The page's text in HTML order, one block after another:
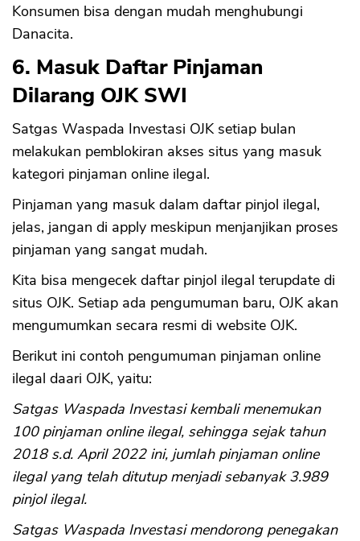
Konsumen bisa dengan mudah menghubungi
Danacita.
6. Masuk Daftar Pinjaman
Dilarang OJK SWI
Satgas Waspada Investasi OJK setiap bulan
melakukan pemblokiran akses situs yang masuk
kategori pinjaman online ilegal.
Pinjaman yang masuk dalam daftar pinjol ilegal,
jelas, jangan di apply meskipun menjanjikan proses
pinjaman yang sangat mudah.
Kita bisa mengecek daftar pinjol ilegal terupdate di
situs OJK. Setiap ada pengumuman baru, OJK akan
mengumumkan secara resmi di website OJK.
Berikut ini contoh pengumuman pinjaman online
ilegal daari OJK, yaitu:
Satgas Waspada Investasi kembali menemukan
100 pinjaman online ilegal, sehingga sejak tahun
2018 s.d. April 2022 ini, jumlah pinjaman online
ilegal yang telah ditutup menjadi sebanyak 3.989
pinjol ilegal.
Satgas Waspada Investasi mendorong penegakan